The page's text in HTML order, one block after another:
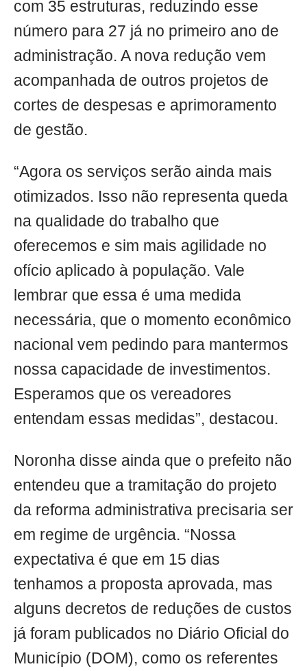
com 35 estruturas, reduzindo esse
número para 27 já no primeiro ano de
administração. A nova redução vem
acompanhada de outros projetos de
cortes de despesas e aprimoramento
de gestão.
“Agora os serviços serão ainda mais
otimizados. Isso não representa queda
na qualidade do trabalho que
oferecemos e sim mais agilidade no
ofício aplicado à população. Vale
lembrar que essa é uma medida
necessária, que o momento econômico
nacional vem pedindo para mantermos
nossa capacidade de investimentos.
Esperamos que os vereadores
entendam essas medidas”, destacou.
Noronha disse ainda que o prefeito não
entendeu que a tramitação do projeto
da reforma administrativa precisaria ser
em regime de urgência. “Nossa
expectativa é que em 15 dias
tenhamos a proposta aprovada, mas
alguns decretos de reduções de custos
já foram publicados no Diário Oficial do
Município (DOM), como os referentes